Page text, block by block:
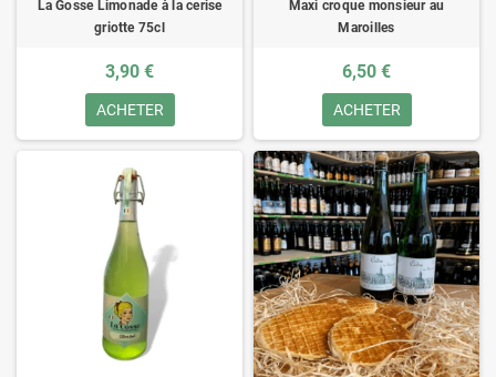
La Gosse Limonade à la cerise
griotte 75cl
3,90 €
ACHETER
Maxi croque monsieur au
Maroilles
6,50 €
ACHETER